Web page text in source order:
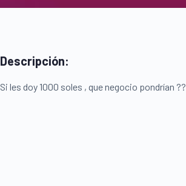
Descripción:
Si les doy 1000 soles , que negocio pondrían ??